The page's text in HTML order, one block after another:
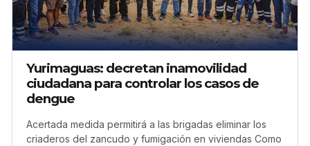
Yurimaguas: decretan inamovilidad
ciudadana para controlar los casos de
dengue
Acertada medida permitirá a las brigadas eliminar los
criaderos del zancudo y fumigación en viviendas Como